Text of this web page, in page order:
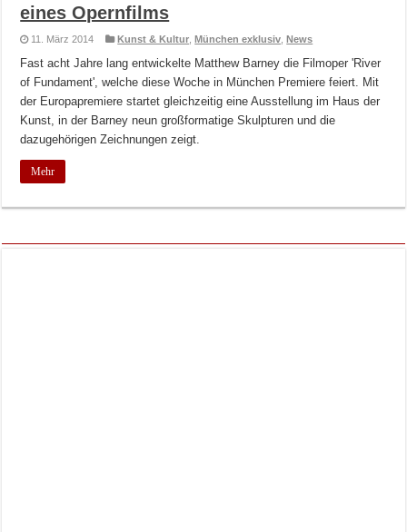
eines Opernfilms
11. März 2014 Kunst & Kultur ,München exklusiv ,News
Fast acht Jahre lang entwickelte Matthew Barney die Filmoper 'River
of Fundament', welche diese Woche in München Premiere feiert. Mit
der Europapremiere startet gleichzeitig eine Ausstellung im Haus der
Kunst, in der Barney neun großformatige Skulpturen und die
dazugehörigen Zeichnungen zeigt.
Mehr